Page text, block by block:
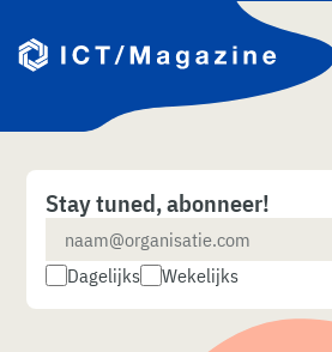
naar
content
Stay tuned, abonneer!
Dagelijks Wekelijks